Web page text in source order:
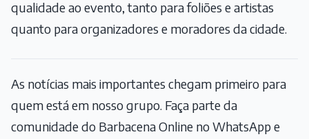
qualidade ao evento, tanto para foliões e artistas
quanto para organizadores e moradores da cidade.
As notícias mais importantes chegam primeiro para
quem está em nosso grupo. Faça parte da
comunidade do Barbacena Online no WhatsApp e